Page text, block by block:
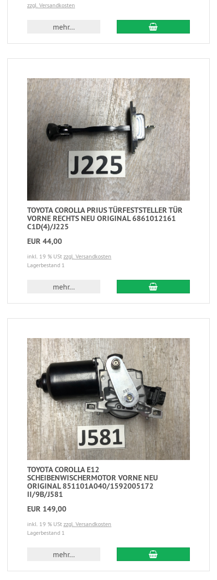
zzgl. Versandkosten
mehr...
TOYOTA COROLLA PRIUS TÜRFESTSTELLER TÜR
VORNE RECHTS NEU ORIGINAL 6861012161
C1D(4)/J225
EUR 44,00
inkl. 19 % USt zzgl. Versandkosten
Lagerbestand 1
mehr...
TOYOTA COROLLA E12
SCHEIBENWISCHERMOTOR VORNE NEU
ORIGINAL 851101A040/1592005172
II/9B/J581
EUR 149,00
inkl. 19 % USt zzgl. Versandkosten
Lagerbestand 1
mehr...